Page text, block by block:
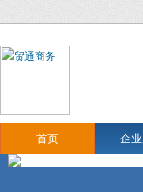
首页 企